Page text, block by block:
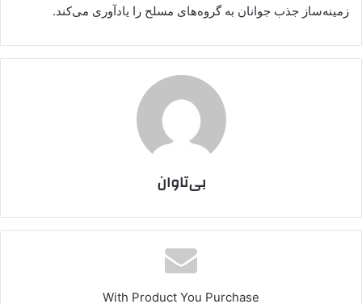
زمینه‌ساز جذب جوانان به گروه‌های مسلح را یادآوری می‌کند.
بی‌تاوان
With Product You Purchase